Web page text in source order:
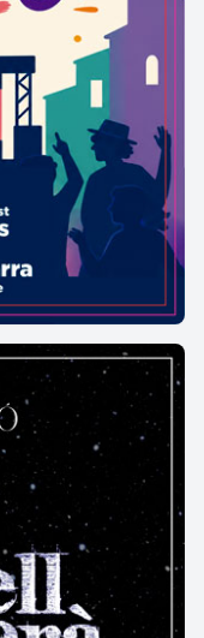
hi ha dos
planta baixa
Al primer
semicirculars
a la manera
de pedra que
Gaudí al Jardins
Els acabats
ondulades
el barret
natura com feia
mestre del
un jardí, tancat
amb reixes de
BOU.
formals